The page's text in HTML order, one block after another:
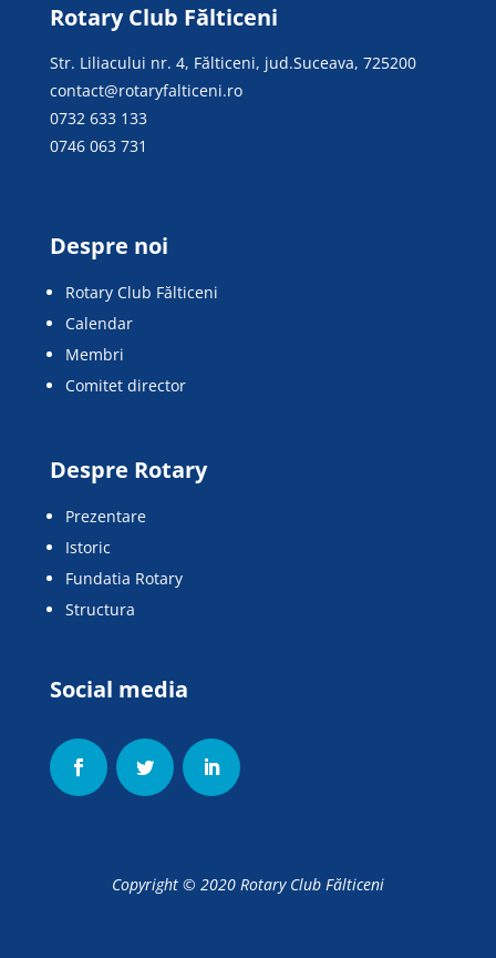
Rotary Club Fălticeni
Str. Liliacului nr. 4, Fălticeni, jud.Suceava, 725200
contact@rotaryfalticeni.ro
0732 633 133
0746 063 731
Despre noi
Rotary Club Fălticeni
Calendar
Membri
Comitet director
Despre Rotary
Prezentare
Istoric
Fundatia Rotary
Structura
Social media
Copyright © 2020 Rotary Club Fălticeni